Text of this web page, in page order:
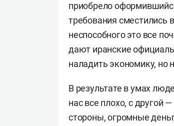
Владеет арабским,
приобрело
требования сместились
неспособного это все
дают иранские
наладить экономику, но
В результате в умах
нас все плохо, с другой
стороны, огромные